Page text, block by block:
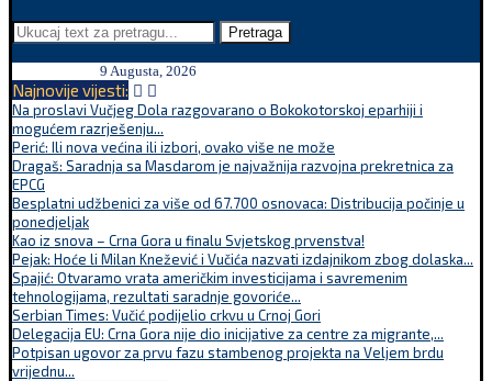
Pretraga
9 Augusta, 2026
Najnovije vijesti:
Na proslavi Vučjeg Dola razgovarano o Bokokotorskoj eparhiji i
mogućem razrješenju...
Perić: Ili nova većina ili izbori, ovako više ne može
Dragaš: Saradnja sa Masdarom je najvažnija razvojna prekretnica za
EPCG
Besplatni udžbenici za više od 67.700 osnovaca: Distribucija počinje u
ponedjeljak
Kao iz snova – Crna Gora u finalu Svjetskog prvenstva!
Pejak: Hoće li Milan Knežević i Vučića nazvati izdajnikom zbog dolaska...
Spajić: Otvaramo vrata američkim investicijama i savremenim
tehnologijama, rezultati saradnje govoriće...
Serbian Times: Vučić podijelio crkvu u Crnoj Gori
Delegacija EU: Crna Gora nije dio inicijative za centre za migrante,...
Potpisan ugovor za prvu fazu stambenog projekta na Veljem brdu
vrijednu...